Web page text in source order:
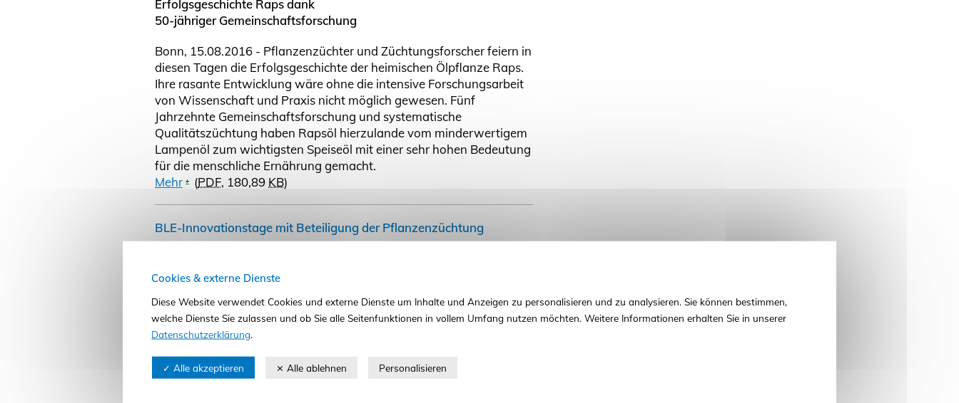
Erfolgsgeschichte Raps dank
50-jähriger Gemeinschaftsforschung
Bonn, 15.08.2016 - Pflanzenzüchter und Züchtungsforscher feiern in
diesen Tagen die Erfolgsgeschichte der heimischen Ölpflanze Raps.
Ihre rasante Entwicklung wäre ohne die intensive Forschungsarbeit
von Wissenschaft und Praxis nicht möglich gewesen. Fünf
Jahrzehnte Gemeinschaftsforschung und systematische
Qualitätszüchtung haben Rapsöl hierzulande vom minderwertigem
Lampenöl zum wichtigsten Speiseöl mit einer sehr hohen Bedeutung
für die menschliche Ernährung gemacht.
Mehr
(PDF, 180,89 KB)
BLE-Innovationstage mit Beteiligung der Pflanzenzüchtung
für Landwirtschaft und Ernährung (BLE) statt. Sie zeigen vielfältige
Forschungsansätze zu aktuellen Themen der Landwirtschaft auf. Es
werden zu den Schwerpunkten Tierschutz und nachhaltige
Erzeugung tierischer Produkte, Ressourcenschonung und
Lebensmittelsicherheit und Produktinformation aktuelle
Forschungsprojekte vorgestellt. Gebündelt über vier parallel laufende
Cookies & externe Dienste
Diese Website verwendet Cookies und externe Dienste um Inhalte und Anzeigen zu personalisieren und zu analysieren. Sie können bestimmen,
welche Dienste Sie zulassen und ob Sie alle Seitenfunktionen in vollem Umfang nutzen möchten. Weitere Informationen erhalten Sie in unserer
Datenschutzerklärung.